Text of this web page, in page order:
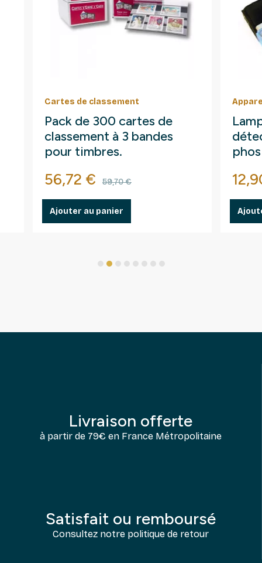
Cartes de classement
Pack de 300 cartes de
classement à 3 bandes
pour timbres.
Prix
56,72 € Prix de base
59,70 €
Ajouter au panier
Prix
Livraison offerte
à partir de 79€ en France Métropolitaine
Satisfait ou remboursé
Consultez notre politique de retour